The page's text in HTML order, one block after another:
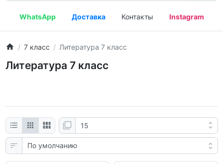
WhatsApp Доставка Контакты Instagram
7 класс Литература 7 класс
Литература 7 класс